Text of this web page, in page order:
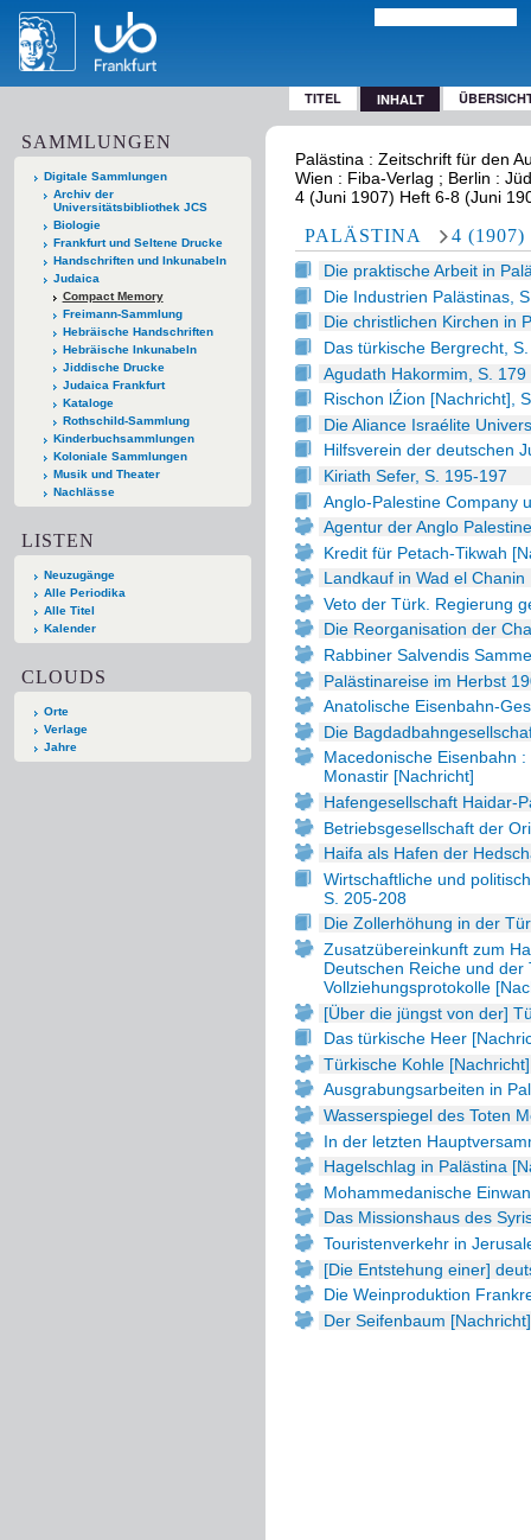
TITEL INHALT
SAMMLUNGEN
Digitale Sammlungen
Archiv der
Universitätsbibliothek JCS
Biologie
Frankfurt und Seltene Drucke
Handschriften und Inkunabeln
Judaica
Compact Memory
Freimann-Sammlung
Hebräische Handschriften
Hebräische Inkunabeln
Jiddische Drucke
Judaica Frankfurt
Kataloge
Rothschild-Sammlung
Kinderbuchsammlungen
Koloniale Sammlungen
Musik und Theater
Nachlässe
LISTEN
Neuzugänge
Alle Periodika
Alle Titel
Kalender
CLOUDS
Orte
Verlage
Jahre
Palästina : Zeitschrift für den
Wien : Fiba-Verlag ; Berlin :
4 (Juni 1907) Heft 6-8 (Juni
PALÄSTINA 4 (1907)
Die praktische Arbeit in
Die Industrien Palästinas,
Die christlichen Kirchen in
Das türkische Bergrecht,
Agudath Hakormim, S. 179
Rischon lŹion [Nachricht],
Die Aliance Israélite
Hilfsverein der deutschen
Kiriath Sefer, S. 195-197
Anglo-Palestine Company
Agentur der Anglo
Kredit für Petach-Tikwah
Landkauf in Wad el Chanin
Veto der Türk. Regierung
Die Reorganisation der
Rabbiner Salvendis
Palästinareise im Herbst
Anatolische Eisenbahn-
Die
Macedonische Eisenbahn
Monastir [Nachricht]
Hafengesellschaft Haidar-
Betriebsgesellschaft der
Haifa als Hafen der
Wirtschaftliche und
S. 205-208
Die Zollerhöhung in der
Zusatzübereinkunft zum
Deutschen Reiche und
Vollziehungsprotokolle
[Über die jüngst von der]
Das türkische Heer
Türkische Kohle [Nachricht]
Ausgrabungsarbeiten in
Wasserspiegel des Toten
In der letzten
Hagelschlag in Palästina
Mohammedanische
Das Missionshaus des
Touristenverkehr in
[Die Entstehung einer]
Die Weinproduktion
Der Seifenbaum [Nachricht]